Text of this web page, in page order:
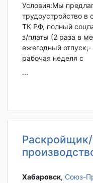
Условия:Мы
трудоустройство в
ТК РФ, полный
з/платы (2 раза в
ежегодный
рабочая неделя с
...
Раскройщик/
Хабаровск‎, Союз-